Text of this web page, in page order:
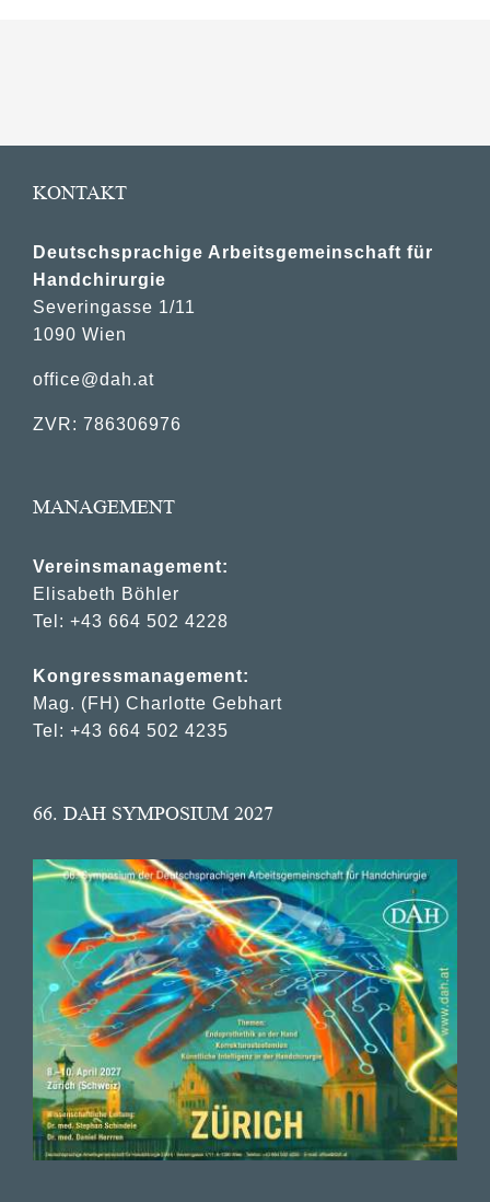
KONTAKT
Deutschsprachige Arbeitsgemeinschaft für
Handchirurgie
Severingasse 1/11
1090 Wien
office@dah.at
ZVR: 786306976
MANAGEMENT
Vereinsmanagement:
Elisabeth Böhler
Tel: +43 664 502 4228
Kongressmanagement:
Mag. (FH) Charlotte Gebhart
Tel: +43 664 502 4235
66. DAH SYMPOSIUM 2027